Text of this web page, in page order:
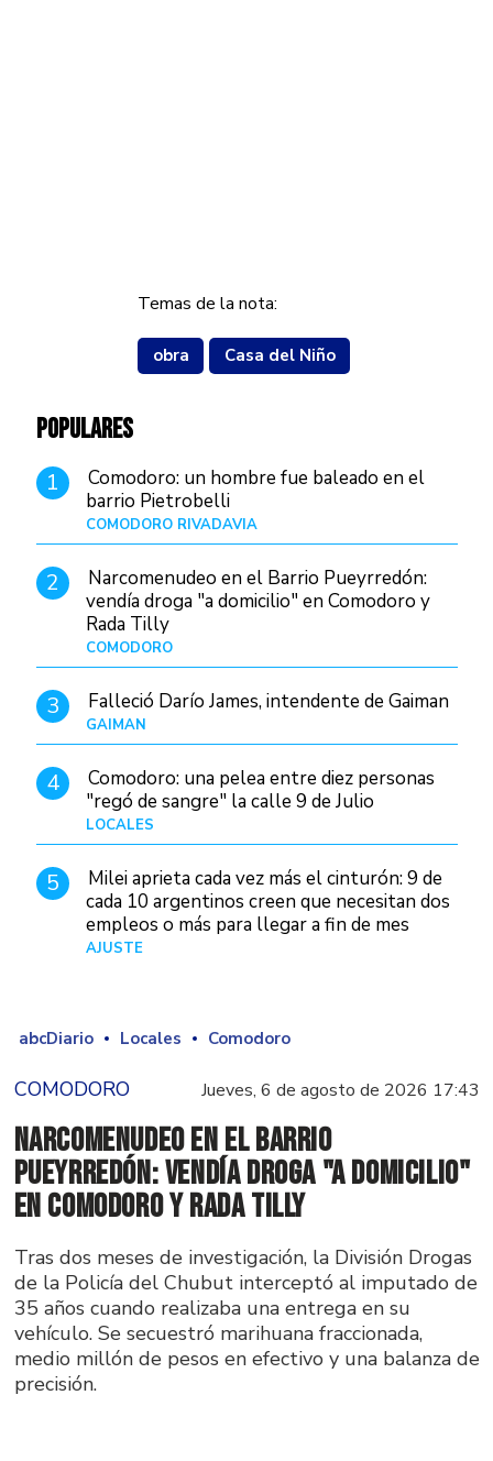
Temas de la nota:
obra Casa del Niño
POPULARES
1
Comodoro: un hombre fue baleado en el
barrio Pietrobelli
COMODORO RIVADAVIA
2
Narcomenudeo en el Barrio Pueyrredón:
vendía droga "a domicilio" en Comodoro y
Rada Tilly
COMODORO
3 Falleció Darío James, intendente de Gaiman
GAIMAN
4
Comodoro: una pelea entre diez personas
"regó de sangre" la calle 9 de Julio
LOCALES
5
Milei aprieta cada vez más el cinturón: 9 de
cada 10 argentinos creen que necesitan dos
empleos o más para llegar a fin de mes
AJUSTE
abcDiario Locales Comodoro
COMODORO Jueves, 6 de agosto de 2026 17:43
Narcomenudeo en el Barrio
Pueyrredón: vendía droga "a domicilio"
en Comodoro y Rada Tilly
Tras dos meses de investigación, la División Drogas
de la Policía del Chubut interceptó al imputado de
35 años cuando realizaba una entrega en su
vehículo. Se secuestró marihuana fraccionada,
medio millón de pesos en efectivo y una balanza de
precisión.